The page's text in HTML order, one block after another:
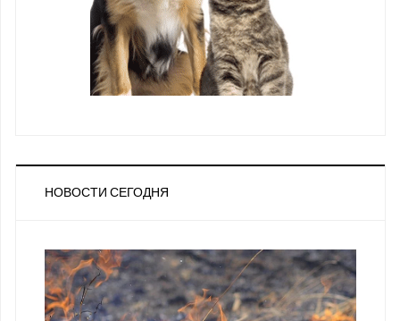
НОВОСТИ СЕГОДНЯ